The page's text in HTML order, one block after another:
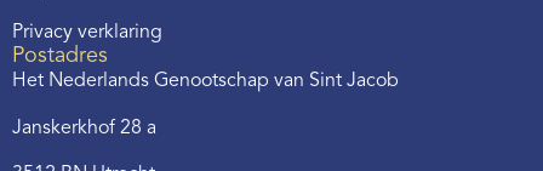
Privacy verklaring
Postadres
Het Nederlands Genootschap van Sint Jacob
Janskerkhof 28 a